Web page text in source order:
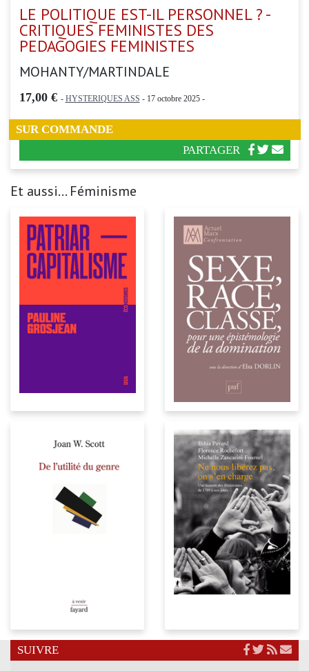
LE POLITIQUE EST-IL PERSONNEL ? -
CRITIQUES FEMINISTES DES
PEDAGOGIES FEMINISTES
MOHANTY/MARTINDALE
17,00 € - HYSTERIQUES ASS - 17 octobre 2025 -
SUR COMMANDE
PARTAGER
Et aussi... Féminisme
SUIVRE